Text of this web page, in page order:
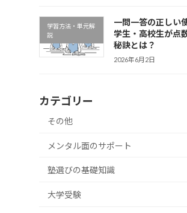
学習方法・単元解
説
一問一答の正しい
学生・高校生が点
秘訣とは？
2026年6月2日
カテゴリー
その他
メンタル面のサポート
塾選びの基礎知識
大学受験